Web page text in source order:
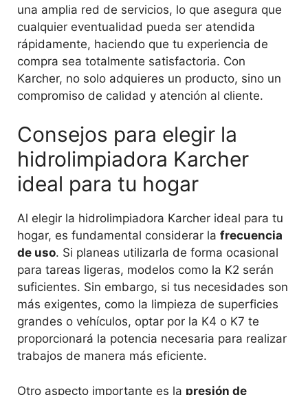
una amplia red de servicios, lo que asegura que
cualquier eventualidad pueda ser atendida
rápidamente, haciendo que tu experiencia de
compra sea totalmente satisfactoria. Con
Karcher, no solo adquieres un producto, sino un
compromiso de calidad y atención al cliente.
Consejos para elegir la
hidrolimpiadora Karcher
ideal para tu hogar
Al elegir la hidrolimpiadora Karcher ideal para tu
hogar, es fundamental considerar la frecuencia
de uso. Si planeas utilizarla de forma ocasional
para tareas ligeras, modelos como la K2 serán
suficientes. Sin embargo, si tus necesidades son
más exigentes, como la limpieza de superficies
grandes o vehículos, optar por la K4 o K7 te
proporcionará la potencia necesaria para realizar
trabajos de manera más eficiente.
Otro aspecto importante es la presión de